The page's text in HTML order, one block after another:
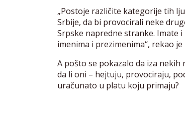
„Postoje različite kategorije tih
Srbije, da bi provocirali neke
Srpske napredne stranke. Imate
imenima i prezimenima“, rekao
A pošto se pokazalo da iza
da li oni – hejtuju, provociraju,
uračunato u platu koju primaju?